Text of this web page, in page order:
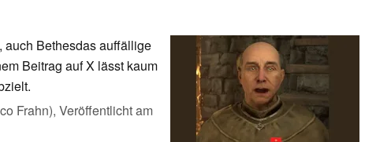
auch Bethesdas auffällige
Beitrag auf X lässt kaum
Frahn), Veröffentlicht am